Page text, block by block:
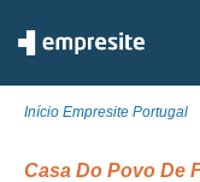
Início Empresite Portugal
Casa Do Povo De